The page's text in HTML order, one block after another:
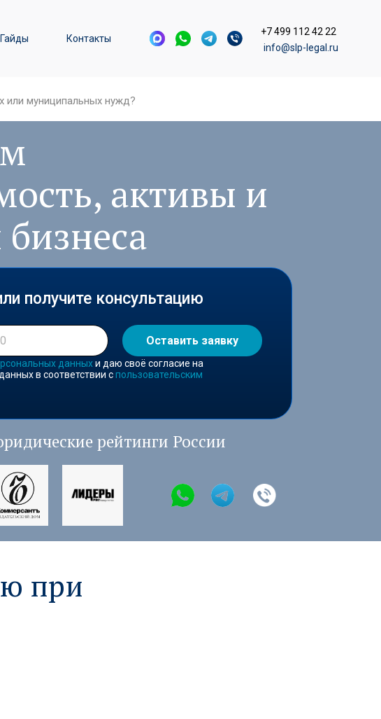
info@slp-legal.ru
+7 499 112 42 22
Гайды Контакты
или муниципальных нужд?
рейтинги России
данныхи даю своё согласие на
в соответствии спользовательским
Оставить заявку
получите консультацию
активы и
при